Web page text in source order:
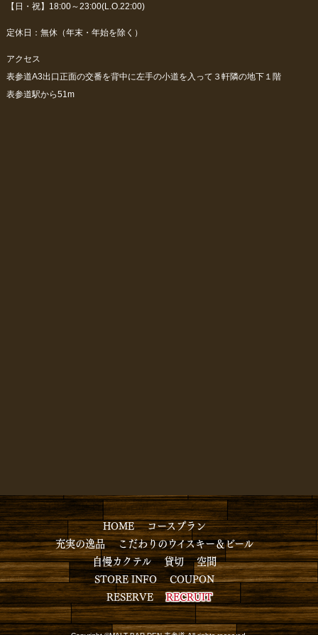
【日・祝】18:00～23:00(L.O.22:00)
定休日：無休（年末・年始を除く）
アクセス
表参道A3出口正面の交番を背中に左手の小道を入って３軒隣の地下１階
表参道駅から51m
HOME
コースプラン
充実の逸品
こだわりのウイスキー＆ビール
自慢カクテル
貸切
空間
STORE INFO
COUPON
RESERVE
RECRUIT